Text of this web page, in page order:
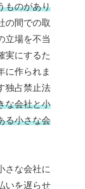
ものがあり
の間での取
立場を不当
実にするた
に作られま
独占禁止法
な会社と小
る小さな会
さな会社に
いを遅らせ